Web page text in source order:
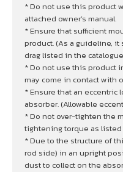
* Do not use this product
attached owner’s manual.
* Ensure that sufficient
product. (As a guideline,
drag listed in the
* Do not use this product
may come in contact with
* Ensure that an
absorber. (Allowable
* Do not over-tighten the
tightening torque as listed
* Due to the structure of
rod side) in an upright
dust to collect on the